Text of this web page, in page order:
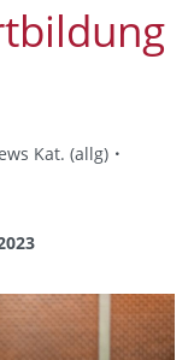
Kat. (allg)